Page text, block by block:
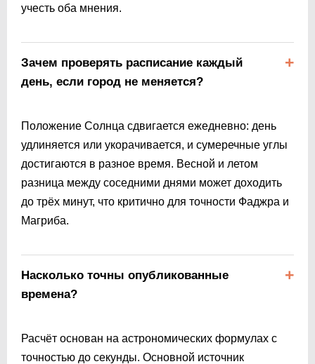
учесть оба мнения.
Зачем проверять расписание каждый
день, если город не меняется?
Положение Солнца сдвигается ежедневно: день
удлиняется или укорачивается, и сумеречные углы
достигаются в разное время. Весной и летом
разница между соседними днями может доходить
до трёх минут, что критично для точности Фаджра и
Магриба.
Насколько точны опубликованные
времена?
Расчёт основан на астрономических формулах с
точностью до секунды. Основной источник